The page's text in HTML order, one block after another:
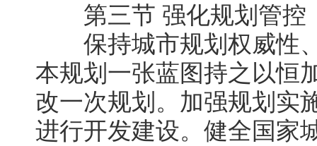
第三节 强化规划管控
保持城市规划权威性、
本规划一张蓝图持之以恒
改一次规划。加强规划实
进行开发建设。健全国家